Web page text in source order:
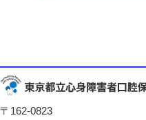
〒162-0823